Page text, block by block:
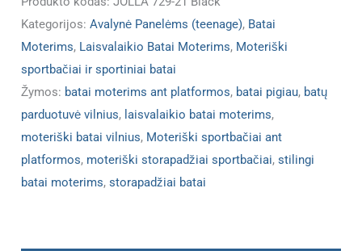
Kategorijos:Avalynė Panelėms (teenage), Batai
Moterims, Laisvalaikio Batai Moterims, Moteriški
sportbačiai ir sportiniai batai
Žymos: batai moterims ant platformos, batai pigiau, batų
parduotuvė vilnius, laisvalaikio batai moterims,
moteriški batai vilnius, Moteriški sportbačiai ant
platformos, moteriški storapadžiai sportbačiai,stilingi
batai moterims,storapadžiai batai